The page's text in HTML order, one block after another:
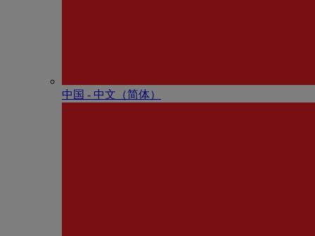
中国 - 中⽂（简体）